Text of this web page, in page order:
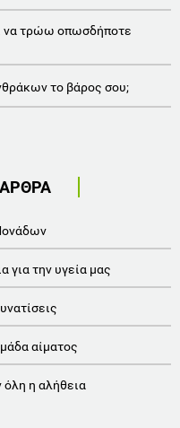
να τρώω οπωσδήπoτε
το βάρος σου;
για την υγεία μας
αίματος
η αλήθεια